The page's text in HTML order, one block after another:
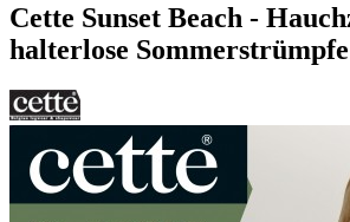
Cette Sunset Beach -
halterlose